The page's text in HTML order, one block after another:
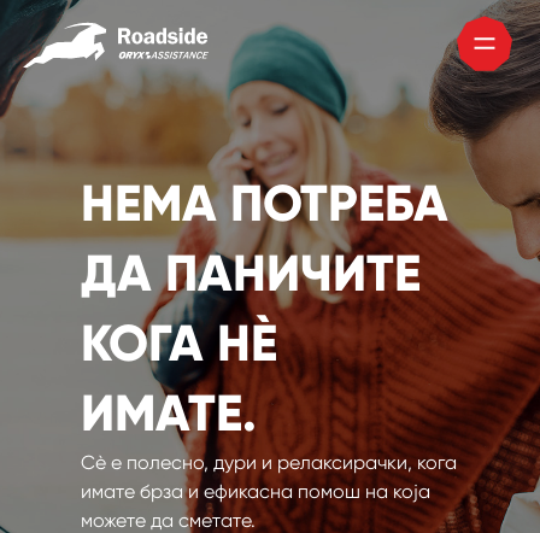
НЕМА ПОТРЕБА
ДА ПАНИЧИТЕ
КОГА НÈ
ИМАТЕ.
Сè е полесно, дури и релаксирачки, кога
имате брза и ефикасна помош на која
можете да сметате.